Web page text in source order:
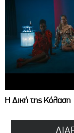
Η Δική της Κόλαση